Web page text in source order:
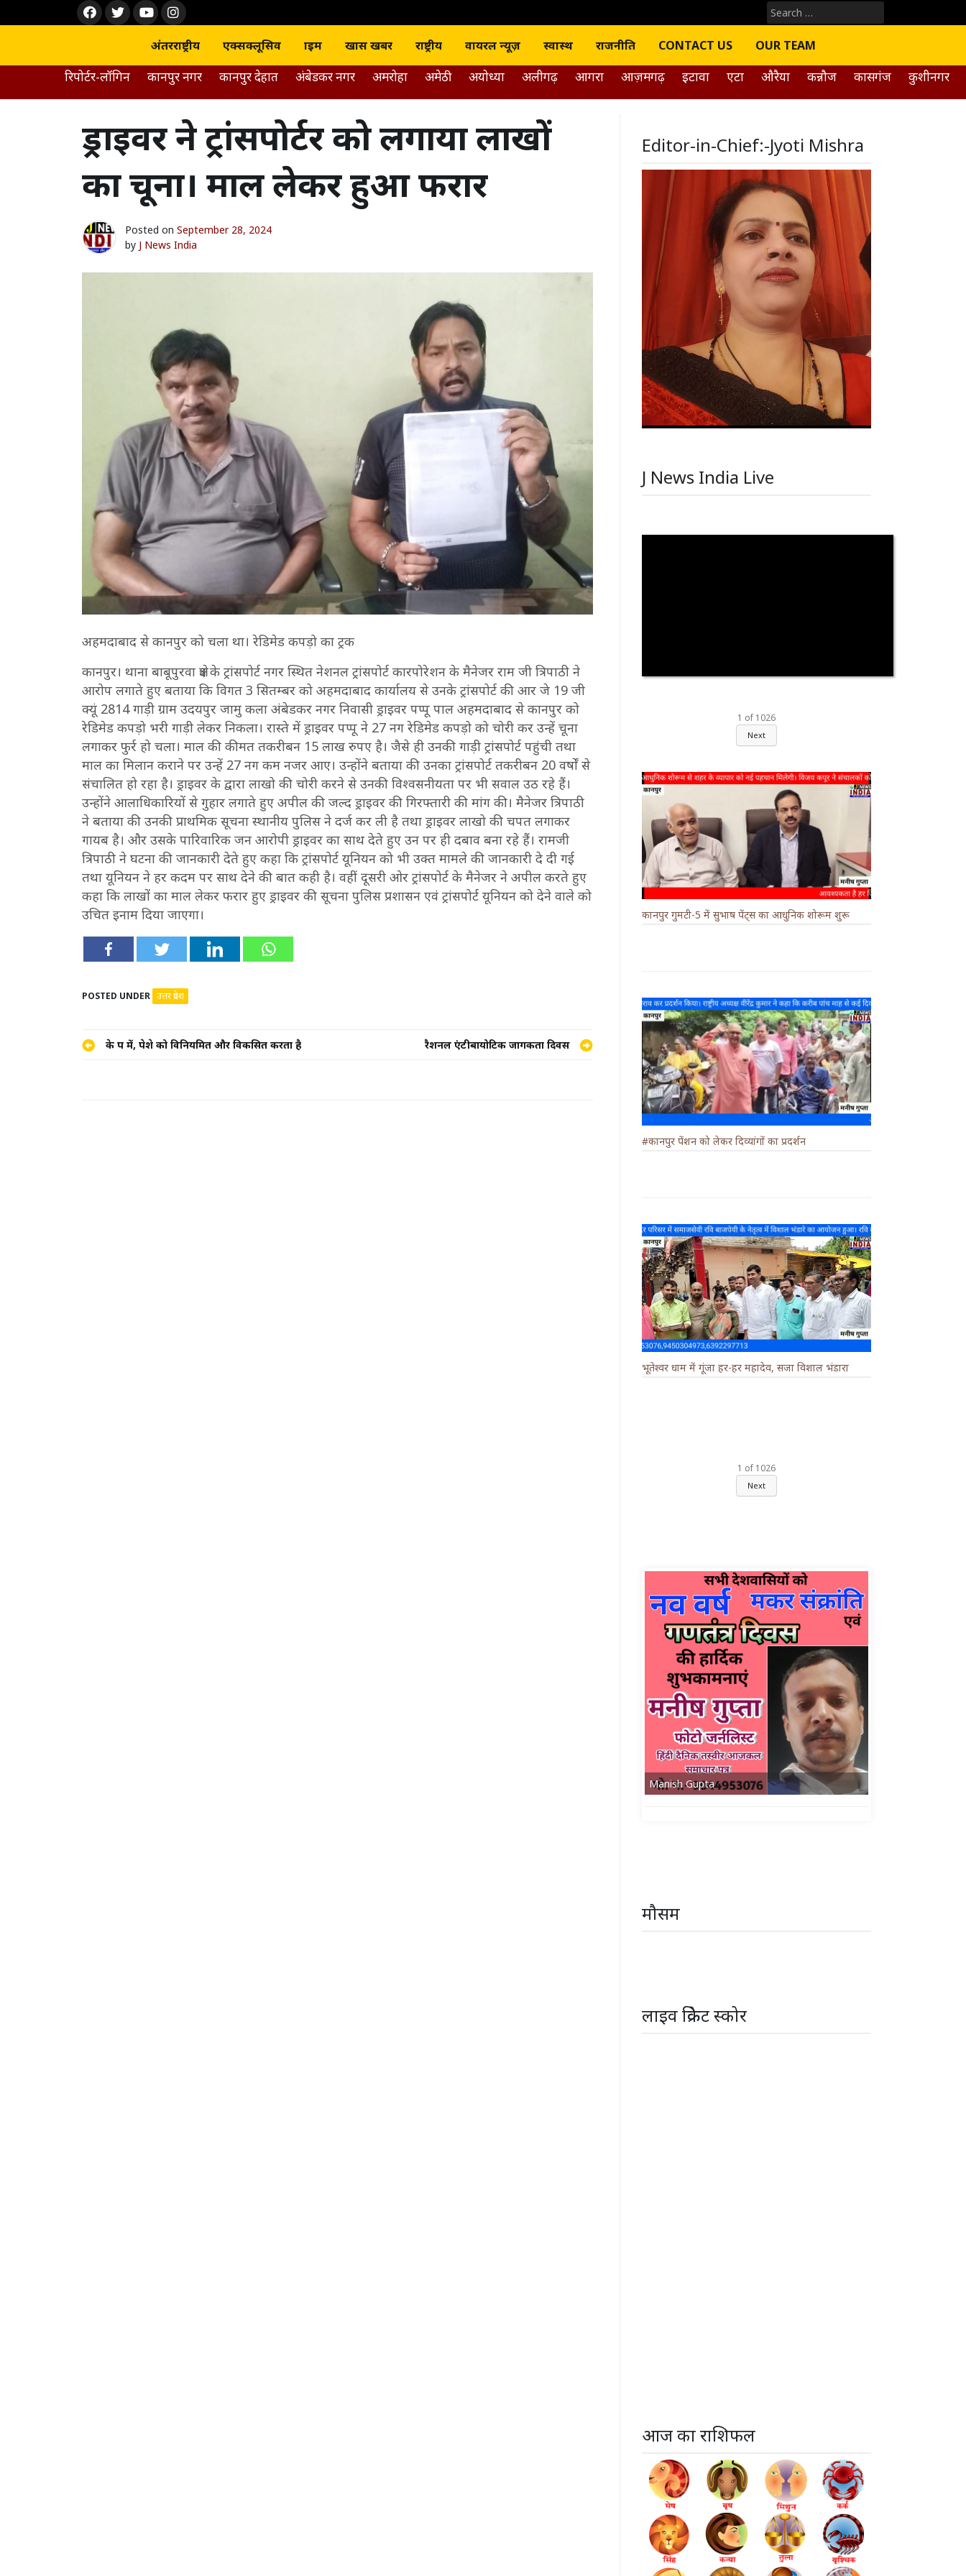
to
Face
boo
Twit
ter
Yout
ube
Inst
agra
m
J news India
Search
for:
अंतरराष्ट्रीय
एक्सक्लूसिव क्राइम खास खबर राष्ट्रीय वायरल न्यूज़ स्वास्थ राजनीति CONTACT US OUR TEAM
रिपोर्टर-लॉगिन कानपुर नगर कानपुर देहात अंबेडकर नगर अमरोहा अमेठी अयोध्या अलीगढ़ आगरा आज़मगढ़ इटावा एटा औरैया कन्नौज कासगंज कुशीनगर
ड्राइवर ने ट्रांसपोर्टर को लगाया लाखों
का चूना। माल लेकर हुआ फरार
Posted on September 28, 2024
by J News India
अहमदाबाद से कानपुर को चला था। रेडिमेड कपड़ो का ट्रक
कानपुर। थाना बाबूपुरवा क्षेत्र के ट्रांसपोर्ट नगर स्थित नेशनल ट्रांसपोर्ट कारपोरेशन के मैनेजर राम जी त्रिपाठी ने
आरोप लगाते हुए बताया कि विगत 3 सितम्बर को अहमदाबाद कार्यालय से उनके ट्रांसपोर्ट की आर जे 19 जी
क्यूं 2814 गाड़ी ग्राम उदयपुर जामु कला अंबेडकर नगर निवासी ड्राइवर पप्पू पाल अहमदाबाद से कानपुर को
रेडिमेड कपड़ो भरी गाड़ी लेकर निकला। रास्ते में ड्राइवर पप्पू ने 27 नग रेडिमेड कपड़ो को चोरी कर उन्हें चूना
लगाकर फुर्र हो चला। माल की कीमत तकरीबन 15 लाख रुपए है। जैसे ही उनकी गाड़ी ट्रांसपोर्ट पहुंची तथा
माल का मिलान कराने पर उन्हें 27 नग कम नजर आए। उन्होंने बताया की उनका ट्रांसपोर्ट तकरीबन 20 वर्षों से
संचालित हो रहा है। ड्राइवर के द्वारा लाखो की चोरी करने से उनकी विश्वसनीयता पर भी सवाल उठ रहे हैं।
उन्होंने आलाधिकारियों से गुहार लगाते हुए अपील की जल्द ड्राइवर की गिरफ्तारी की मांग की। मैनेजर त्रिपाठी
ने बताया की उनकी प्राथमिक सूचना स्थानीय पुलिस ने दर्ज कर ली है तथा ड्राइवर लाखो की चपत लगाकर
गायब है। और उसके पारिवारिक जन आरोपी ड्राइवर का साथ देते हुए उन पर ही दबाव बना रहे हैं। रामजी
त्रिपाठी ने घटना की जानकारी देते हुए कहा कि ट्रांसपोर्ट यूनियन को भी उक्त मामले की जानकारी दे दी गई
तथा यूनियन ने हर कदम पर साथ देने की बात कही है। वहीं दूसरी ओर ट्रांसपोर्ट के मैनेजर ने अपील करते हुए
कहा कि लाखों का माल लेकर फरार हुए ड्राइवर की सूचना पुलिस प्रशासन एवं ट्रांसपोर्ट यूनियन को देने वाले को
उचित इनाम दिया जाएगा।
POSTED UNDER उत्तर प्रदेश
Postके रूप में, पेशे को विनियमित और विकसित करता है रैशनल एंटीबायोटिक जागरूकता दिवस
Editor-in-Chief:-Jyoti Mishra
J News India Live
1 of 1026
Next
कानपुर गुमटी-5 में सुभाष पेंट्स का आधुनिक शोरूम शुरू
#कानपुर पेंशन को लेकर दिव्यांगों का प्रदर्शन
भूतेश्वर धाम में गूंजा हर-हर महादेव, सजा विशाल भंडारा
1 of 1026
Next
Manish Gupta
मौसम
लाइव क्रिकेट स्कोर
आज का राशिफल